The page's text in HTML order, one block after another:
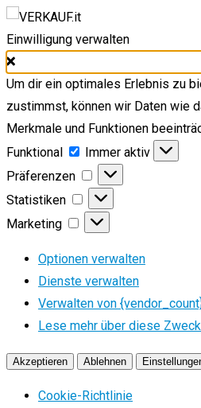
Einwilligung verwalten
Um dir ein optimales Erlebnis zu
zustimmst, können wir Daten wie
Merkmale und Funktionen
Funktional
Funktional
Immer aktiv
Präferenzen
Präferenzen
Statistiken
Statistiken
Marketing
Marketing
Optionen verwalten
Dienste verwalten
Verwalten von
Lese mehr über diese
Akzeptieren Ablehnen
Cookie-Richtlinie